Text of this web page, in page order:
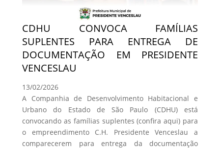
CDHU CONVOCA FAMÍLIAS
SUPLENTES PARA ENTREGA DE
DOCUMENTAÇÃO EM PRESIDENTE
VENCESLAU
13/02/2026
A Companhia de Desenvolvimento Habitacional e
Urbano do Estado de São Paulo (CDHU) está
convocando as famílias suplentes (confira aqui) para
o empreendimento C.H. Presidente Venceslau a
comparecerem para entrega da documentação